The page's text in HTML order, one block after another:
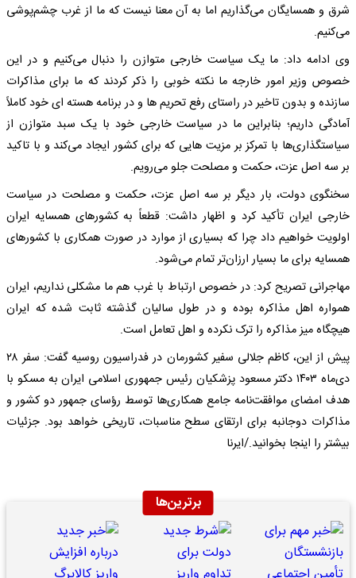
شرق و همسایگان می‌گذاریم اما به آن معنا نیست که ما از غرب چشم‌پوشی
می‌کنیم.
وی ادامه داد: ما یک سیاست خارجی متوازن را دنبال می‌کنیم و در این
خصوص وزیر امور خارجه ما نکته خوبی را ذکر کردند که ما برای مذاکرات
سازنده و بدون تاخیر در راستای رفع تحریم‌ ها و در برنامه هسته ‌ای خود کاملاً
آمادگی داریم؛ بنابراین ما در سیاست خارجی خود با یک سبد متوازن از
سیاستگذاری‌ها با تمرکز بر مزیت ‌هایی که برای کشور ایجاد می‌کند و با تاکید
بر سه اصل عزت، حکمت و مصلحت جلو می‌رویم.
سخنگوی دولت، بار دیگر بر سه اصل عزت، حکمت و مصلحت در سیاست
خارجی ایران تأکید کرد و اظهار داشت: قطعاً به کشورهای همسایه ایران
اولویت خواهیم داد چرا که بسیاری از موارد در صورت همکاری با کشورهای
همسایه برای ما بسیار ارزان‌تر تمام می‌شود.
مهاجرانی تصریح کرد: در خصوص ارتباط با غرب هم ما مشکلی نداریم، ایران
همواره اهل مذاکره بوده و در طول سالیان گذشته ثابت شده که ایران
هیچگاه میز مذاکره را ترک نکرده و اهل تعامل است.
پیش از این، کاظم جلالی سفیر کشورمان در فدراسیون روسیه گفت: سفر ۲۸
دی‌ماه ۱۴۰۳ دکتر مسعود پزشکیان رئیس‌ جمهوری اسلامی ایران به مسکو با
هدف امضای موافقت‌نامه جامع همکاری‌ها توسط رؤسای جمهور دو کشور و
مذاکرات دوجانبه برای ارتقای سطح مناسبات، تاریخی خواهد بود. جزئیات
بیشتر را اینجا بخوانید./ایرنا
برترین‌ها